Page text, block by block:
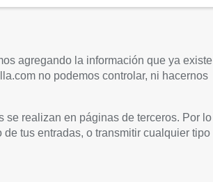
agregando la información que ya existe
no podemos controlar, ni hacernos
se realizan en páginas de terceros. Por lo
tus entradas, o transmitir cualquier tipo